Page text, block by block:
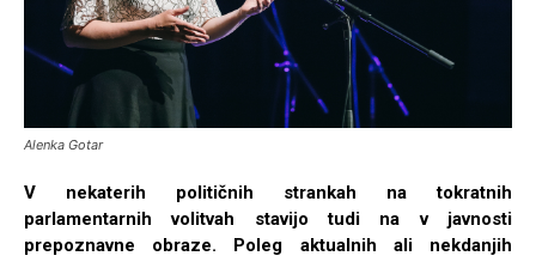
Alenka Gotar
V nekaterih političnih strankah na tokratnih
parlamentarnih volitvah stavijo tudi na v javnosti
prepoznavne obraze. Poleg aktualnih ali nekdanjih